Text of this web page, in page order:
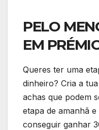
PELO
EM
Queres ter uma
dinheiro? Cria a
achas que podem
etapa de amanhã
conseguir ganhar